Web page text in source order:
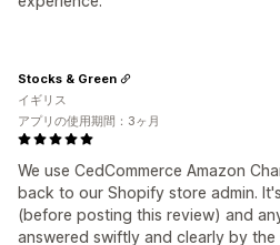
We use CedCommerce Amazon
back to our Shopify store admin.
(before posting this review) and
answered swiftly and clearly by the
Stocks & Green
イギリス
アプリの使用期間：3ヶ月